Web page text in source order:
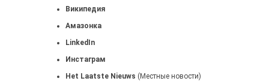
Википедия
Амазонка
LinkedIn
Инстаграм
Het Laatste Nieuws (Местные новости)